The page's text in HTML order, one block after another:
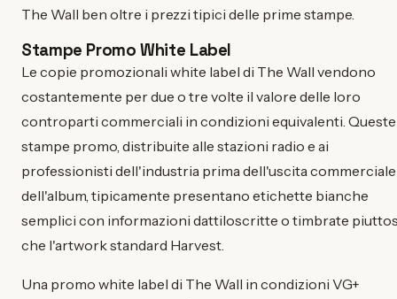
The Wall ben oltre i prezzi tipici delle prime stampe.
Stampe Promo White Label
Le copie promozionali white label di The Wall vendono
costantemente per due o tre volte il valore delle loro
controparti commerciali in condizioni equivalenti. Queste
stampe promo, distribuite alle stazioni radio e ai
professionisti dell'industria prima dell'uscita commerciale
dell'album, tipicamente presentano etichette bianche
semplici con informazioni dattiloscritte o timbrate
che l'artwork standard Harvest.
Una promo white label di The Wall in condizioni VG+